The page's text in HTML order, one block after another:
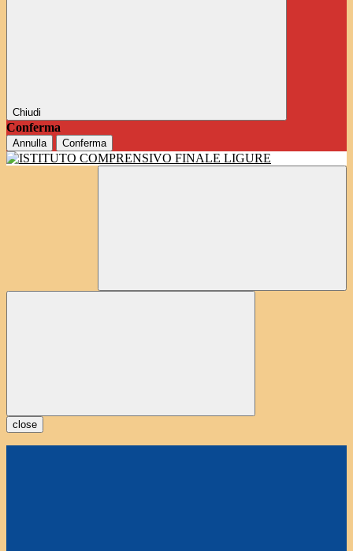
Chiudi
Conferma
Annulla Conferma
close